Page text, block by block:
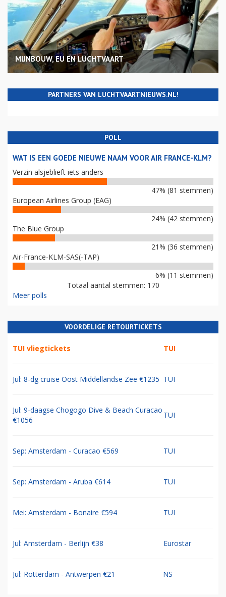
MIJNBOUW, EU EN LUCHTVAART
PARTNERS VAN LUCHTVAARTNIEUWS.NL!
POLL
WAT IS EEN GOEDE NIEUWE NAAM VOOR AIR FRANCE-KLM?
Verzin alsjeblieft iets anders
47% (81 stemmen)
European Airlines Group (EAG)
24% (42 stemmen)
The Blue Group
21% (36 stemmen)
Air-France-KLM-SAS(-TAP)
6% (11 stemmen)
Totaal aantal stemmen: 170
Meer polls
VOORDELIGE RETOURTICKETS
TUI vliegtickets TUI
Jul: 8-dg cruise Oost Middellandse Zee €1235 TUI
Jul: 9-daagse Chogogo Dive & Beach Curacao
€1056
TUI
Sep: Amsterdam - Curacao €569 TUI
Sep: Amsterdam - Aruba €614 TUI
Mei: Amsterdam - Bonaire €594 TUI
Jul: Amsterdam - Berlijn €38 Eurostar
Jul: Rotterdam - Antwerpen €21 NS